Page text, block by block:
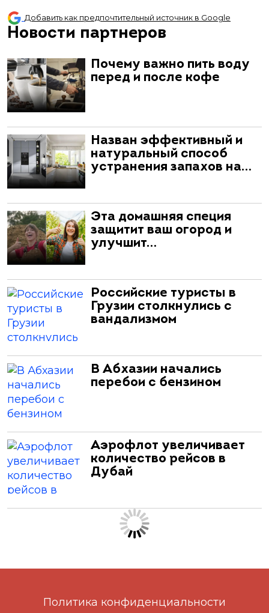
Добавить как предпочтительный источник в Google
Новости партнеров
Почему важно пить воду
перед и после кофе
Назван эффективный и
натуральный способ
устранения запахов на…
Эта домашняя специя
защитит ваш огород и
улучшит…
Российские туристы в
Грузии столкнулись с
вандализмом
В Абхазии начались
перебои с бензином
Аэрофлот увеличивает
количество рейсов в
Дубай
Политика конфиденциальности